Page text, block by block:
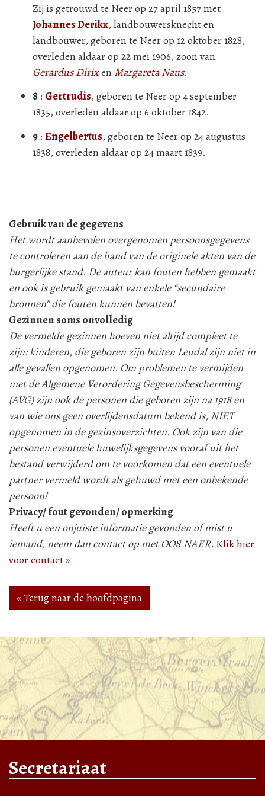
Zij is getrouwd te Neer op 27 april 1857 met
Johannes Derikx, landbouwersknecht en
landbouwer, geboren te Neer op 12 oktober 1828,
overleden aldaar op 22 mei 1906, zoon van
Gerardus Dirixen Margareta Naus.
8 : Gertrudis, geboren te Neer op 4 september
1835, overleden aldaar op 6 oktober 1842.
9 : Engelbertus, geboren te Neer op 24 augustus
1838, overleden aldaar op 24 maart 1839.
Gebruik van de gegevens
Het wordt aanbevolen overgenomen persoonsgegevens
te controleren aan de hand van de originele akten van de
burgerlijke stand. De auteur kan fouten hebben gemaakt
en ook is gebruik gemaakt van enkele “secundaire
bronnen” die fouten kunnen bevatten!
Gezinnen soms onvolledig
De vermelde gezinnen hoeven niet altijd compleet te
zijn: kinderen, die geboren zijn buiten Leudal zijn niet in
alle gevallen opgenomen. Om problemen te vermijden
met de Algemene Verordering Gegevensbescherming
(AVG) zijn ook de personen die geboren zijn na 1918 en
van wie ons geen overlijdensdatum bekend is, NIET
opgenomen in de gezinsoverzichten. Ook zijn van die
personen eventuele huwelijksgegevens vooraf uit het
bestand verwijderd om te voorkomen dat een eventuele
partner vermeld wordt als gehuwd met een onbekende
persoon!
Privacy/ fout gevonden/ opmerking
Heeft u een onjuiste informatie gevonden of mist u
iemand, neem dan contact op met OOS NAER. Klik hier
voor contact »
« Terug naar de hoofdpagina
Secretariaat